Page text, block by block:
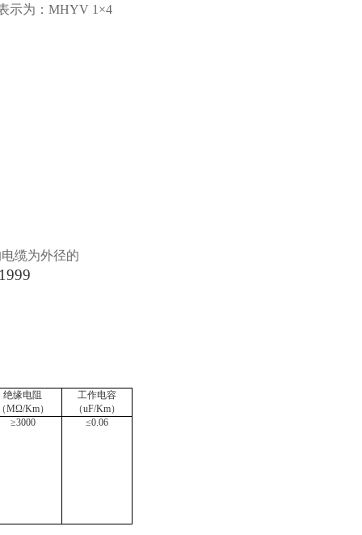
示为： MHYV 1×4
缆为外径的
绝缘电阻
MΩ/Km）
工作电容
（uF/Km）
≥3000
≤0.06